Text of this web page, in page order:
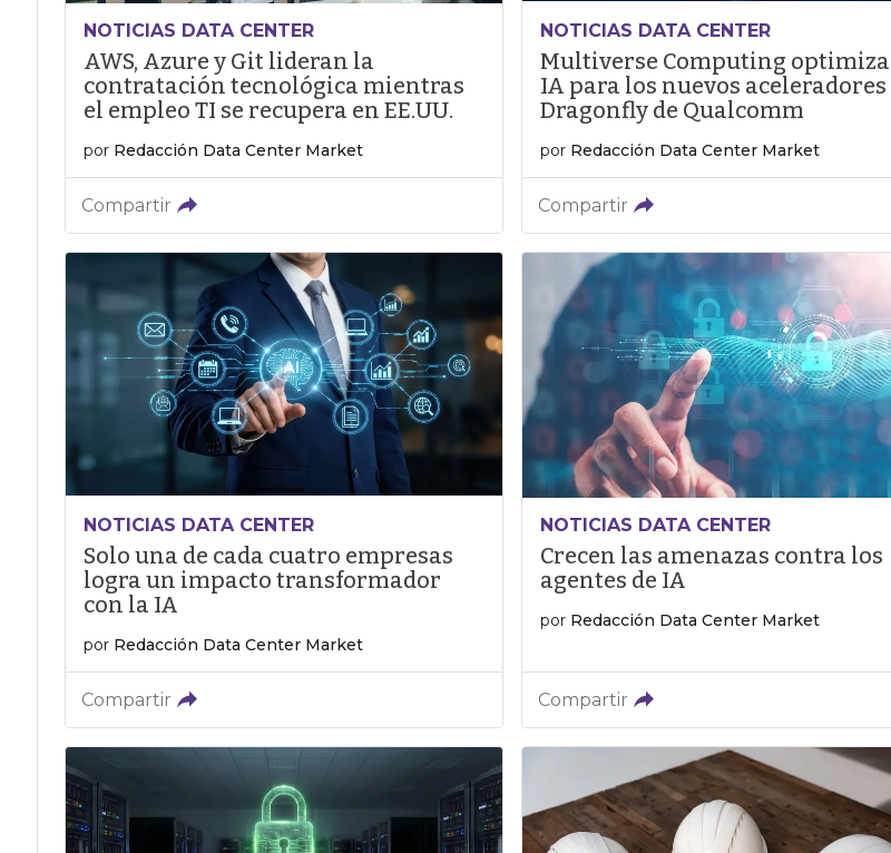
NOTICIAS DATA CENTER
AWS, Azure y Git lideran la
contratación tecnológica mientras
el empleo TI se recupera en EE.UU.
por Redacción Data Center Market
Compartir
NOTICIAS DATA CENTER
Multiverse Computing
IA para los nuevos aceleradores
Dragonfly de Qualcomm
por Redacción Data Center Market
Compartir
NOTICIAS DATA CENTER
Solo una de cada cuatro empresas
logra un impacto transformador
con la IA
por Redacción Data Center Market
Compartir
NOTICIAS DATA CENTER
Crecen las amenazas contra los
agentes de IA
por Redacción Data Center Market
Compartir